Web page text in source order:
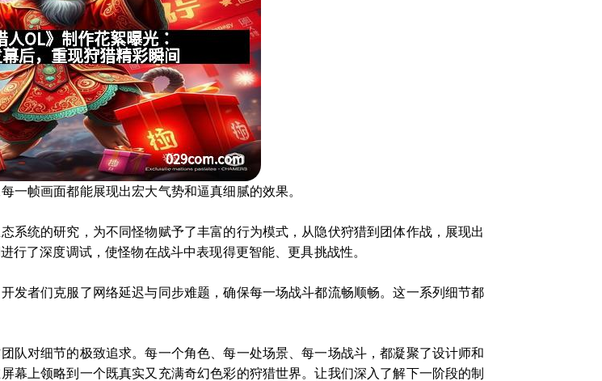
一帧画面都能展现出宏大气势和逼真细腻的效果。
系统的研究，为不同怪物赋予了丰富的行为模式，从隐伏狩猎到团体作战，展现出
了深度调试，使怪物在战斗中表现得更智能、更具挑战性。
发者们克服了网络延迟与同步难题，确保每一场战斗都流畅顺畅。这一系列细节都
队对细节的极致追求。每一个角色、每一处场景、每一场战斗，都凝聚了设计师和
幕上领略到一个既真实又充满奇幻色彩的狩猎世界。让我们深入了解下一阶段的制